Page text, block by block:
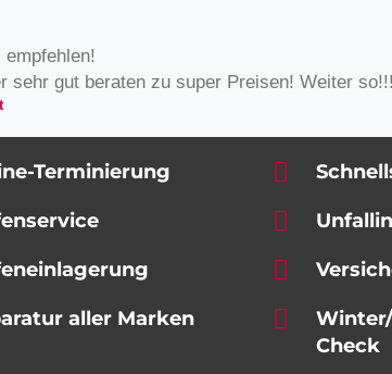
sehr gut beraten zu super Preisen! Weiter so!!!
Terminierung
aller Marken
Check